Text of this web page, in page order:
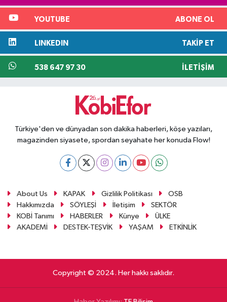
YOUTUBE ABONE OL
LINKEDIN TAKIP ET
538 647 97 30 İLETIŞIM
Türkiye'den ve dünyadan son dakika haberleri, köşe yazıları,
magazinden siyasete, spordan seyahate her konuda Flow!
About Us KAPAK Gizlilik Politikası
OSB
Hakkımızda
SÖYLEŞİ İletişim
SEKTÖR
KOBİ Tanımı
HABERLER Künye
ÜLKE
AKADEMİ
DESTEK-TEŞVİK YAŞAM ETKİNLİK
Copyright © 2024. Her hakkı saklıdır.